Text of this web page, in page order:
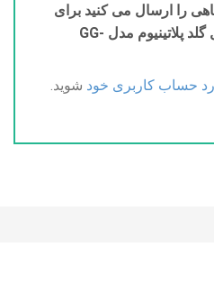
را ارسال می کنید برای
“کولر گازی 24000 جنرال گلد پلاتینیوم مدل GG-
حساب کاربری خود شوید.